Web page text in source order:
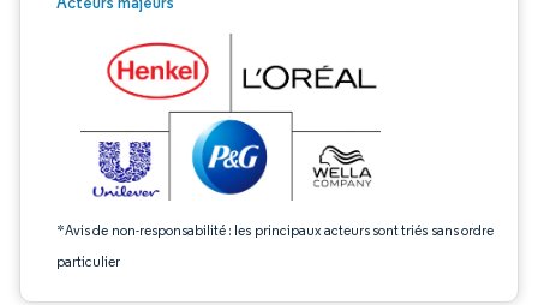
*Avis de non-responsabilité : les principaux acteurs sont triés sans ordre
particulier